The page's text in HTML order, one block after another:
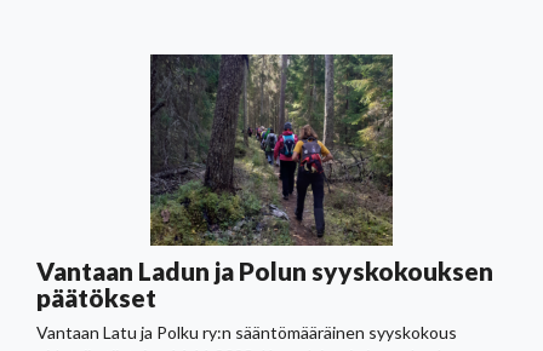
Vantaan Ladun ja Polun syyskokouksen
päätökset
Vantaan Latu ja Polku ry:n sääntömääräinen syyskokous